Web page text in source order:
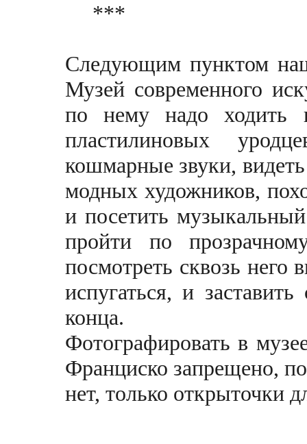
***
Следующим пунктом
Музей современного
по нему надо ходить
пластилиновых
кошмарные звуки,
модных художников,
и посетить
пройти по
посмотреть сквозь него
испугаться, и
конца.
Фотографировать в
Франциско запрещено,
нет, только открыточки